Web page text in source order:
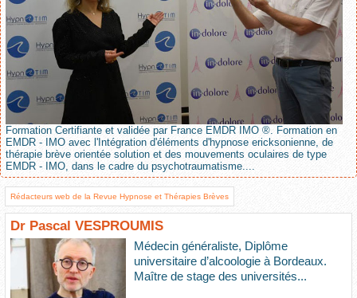
Formation Certifiante et validée par France EMDR IMO ®. Formation en
EMDR - IMO avec l'Intégration d'éléments d'hypnose ericksonienne, de
thérapie brève orientée solution et des mouvements oculaires de type
EMDR - IMO, dans le cadre du psychotraumatisme....
Rédacteurs web de la Revue Hypnose et Thérapies Brèves
Dr Pascal VESPROUMIS
Médecin généraliste, Diplôme
universitaire d’alcoologie à Bordeaux.
Maître de stage des universités...